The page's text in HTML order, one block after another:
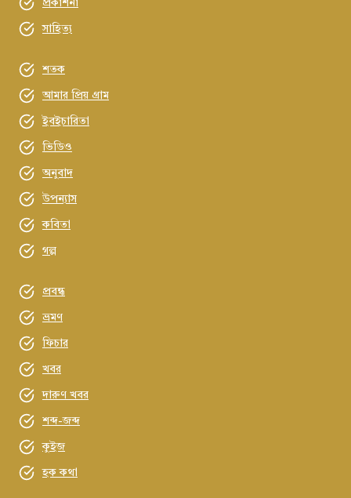
প্রকাশনা
সাহিত্য
শতক
আমার প্রিয় গ্রাম
ইবইচারিতা
ভিডিও
অনুবাদ
উপন্যাস
কবিতা
গল্প
প্রবন্ধ
ভ্রমণ
ফিচার
খবর
দারুণ খবর
শব্দ-জব্দ
কুইজ
হক কথা